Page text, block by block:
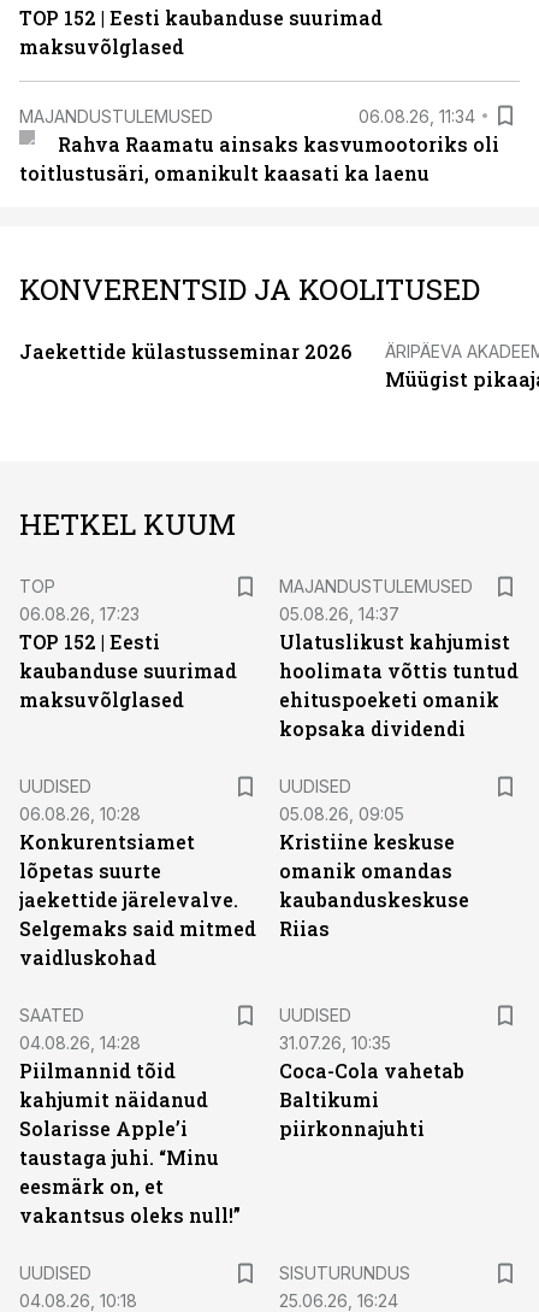
TOP 152 | Eesti kaubanduse suurimad
maksuvõlglased
MAJANDUSTULEMUSED 06.08.26, 11:34
Rahva Raamatu ainsaks kasvumootoriks oli
toitlustusäri, omanikult kaasati ka laenu
KONVERENTSID JA KOOLITUSED
Jaekettide külastusseminar 2026 ÄRIPÄEVA
Müügist
HETKEL KUUM
TOP
06.08.26, 17:23
TOP 152 | Eesti
kaubanduse suurimad
maksuvõlglased
MAJANDUSTULEMUSED
05.08.26, 14:37
Ulatuslikust kahjumist
hoolimata võttis tuntud
ehituspoeketi omanik
kopsaka dividendi
UUDISED
06.08.26, 10:28
Konkurentsiamet
lõpetas suurte
jaekettide järelevalve.
Selgemaks said mitmed
vaidluskohad
UUDISED
05.08.26, 09:05
Kristiine keskuse
omanik omandas
kaubanduskeskuse
Riias
SAATED
04.08.26, 14:28
Piilmannid tõid
kahjumit näidanud
Solarisse Apple’i
taustaga juhi. “Minu
eesmärk on, et
vakantsus oleks null!”
UUDISED
31.07.26, 10:35
Coca-Cola vahetab
Baltikumi
piirkonnajuhti
UUDISED
04.08.26, 10:18
SISUTURUNDUS
25.06.26, 16:24